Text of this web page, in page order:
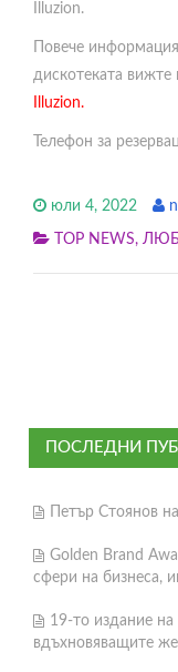
Illuzion.
Повече
дискотеката вижте
Illuzion.
Телефон за
юли 4, 2022
TOP NEWS,
ПОСЛЕДНИ
Петър Стоянов
Golden Brand
сфери на бизнеса,
19-то издание
вдъхновяващите